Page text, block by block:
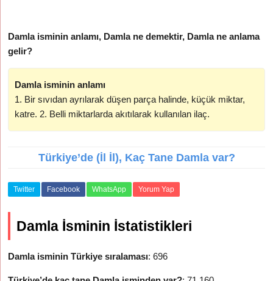
Damla isminin anlamı, Damla ne demektir, Damla ne anlama
gelir?
Damla isminin anlamı
1. Bir sıvıdan ayrılarak düşen parça halinde, küçük miktar,
katre. 2. Belli miktarlarda akıtılarak kullanılan ilaç.
Türkiye’de (İl İl), Kaç Tane Damla var?
Twitter Facebook WhatsApp Yorum Yap
Damla İsminin İstatistikleri
Damla isminin Türkiye sıralaması: 696